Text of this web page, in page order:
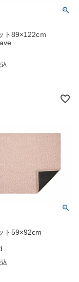
ト89×122cｍ
ト59×92cm